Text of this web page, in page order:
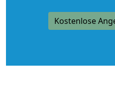
Kostenlose